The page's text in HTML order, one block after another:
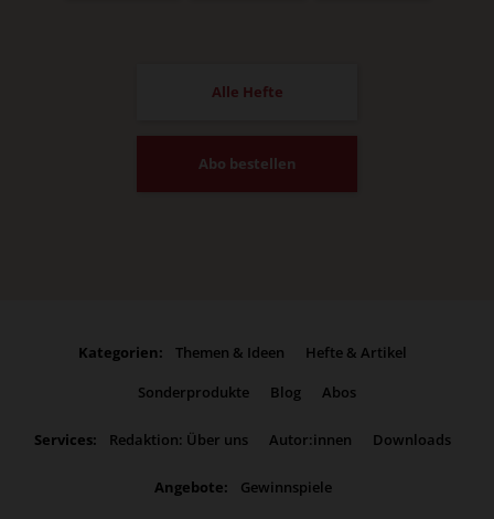
Alle Hefte
Abo bestellen
Kategorien: Themen & Ideen
Hefte & Artikel
Sonderprodukte
Blog Abos
Services: Redaktion: Über uns Autor:innen Downloads
Angebote: Gewinnspiele